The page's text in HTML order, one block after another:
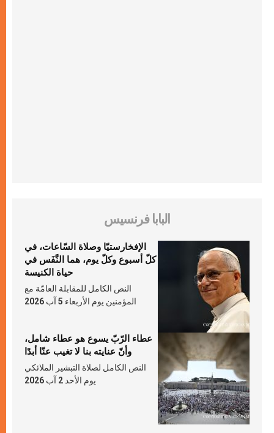
البابا فرنسيس
الإفخارستيّا وصلاة السّاعات، في
كلّ أسبوع وكلّ يوم، هما النَّفَس في
حياة الكنيسة
النص الكامل للمقابلة العامّة مع
المؤمنين يوم الأربعاء 5 آب 2026
عطاء الرّبّ يسوع هو عطاء شامل،
وأنّ عنايته بنا لا تغيب عنّا أبدًا
النص الكامل لصلاة التبشير الملائكي
يوم الأحد 2 آب 2026